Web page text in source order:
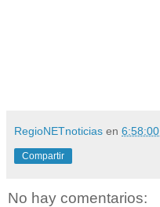
RegioNETnoticias en 6:58:00
Compartir
No hay comentarios: